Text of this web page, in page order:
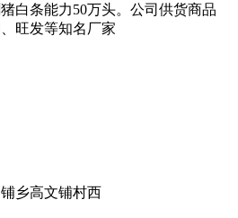
白条能力50万头。公司供货商品
旺发等知名厂家
乡高文铺村西